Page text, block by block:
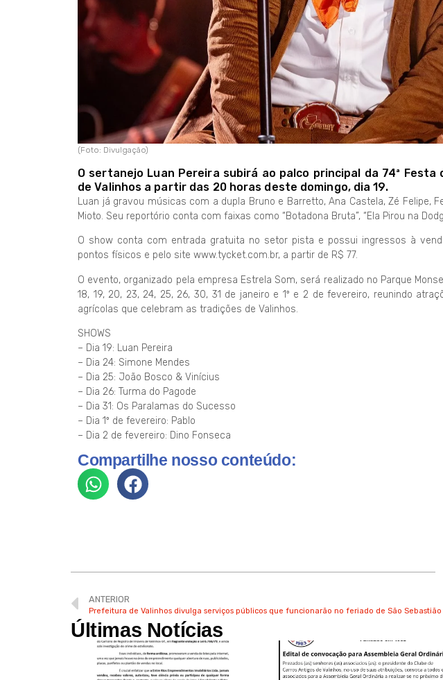
(Foto: Divulgação)
O sertanejo Luan Pereira subirá ao palco principal da 74ª Festa
de Valinhos a partir das 20 horas deste domingo, dia 19.
Luan já gravou músicas com a dupla Bruno e Barretto, Ana Castela, Zé Felipe,
Mioto. Seu reportório conta com faixas como “Botadona Bruta”, “Ela Pirou na
O show conta com entrada gratuita no setor pista e possui ingressos à
pontos físicos e pelo site www.tycket.com.br, a partir de R$ 77.
O evento, organizado pela empresa Estrela Som, será realizado no Parque
18, 19, 20, 23, 24, 25, 26, 30, 31 de janeiro e 1º e 2 de fevereiro, reunindo
agrícolas que celebram as tradições de Valinhos.
SHOWS
– Dia 19: Luan Pereira
– Dia 24: Simone Mendes
– Dia 25: João Bosco & Vinícius
– Dia 26: Turma do Pagode
– Dia 31: Os Paralamas do Sucesso
– Dia 1º de fevereiro: Pablo
– Dia 2 de fevereiro: Dino Fonseca
Compartilhe nosso conteúdo:
ANTERIOR
Últimas Notícias